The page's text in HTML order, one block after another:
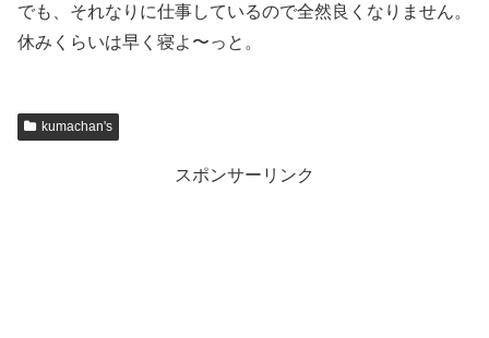
でも、それなりに仕事しているので全然良くなりません。
休みくらいは早く寝よ〜っと。
kumachan's
スポンサーリンク